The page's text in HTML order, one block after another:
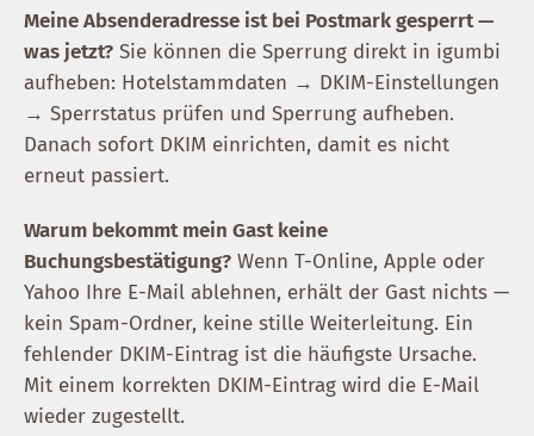
Meine Absenderadresse ist bei Postmark gesperrt —
was jetzt? Sie können die Sperrung direkt in igumbi
aufheben: Hotelstammdaten → DKIM-Einstellungen
→ Sperrstatus prüfen und Sperrung aufheben.
Danach sofort DKIM einrichten, damit es nicht
erneut passiert.
Warum bekommt mein Gast keine
Buchungsbestätigung? Wenn T-Online, Apple oder
Yahoo Ihre E-Mail ablehnen, erhält der Gast nichts —
kein Spam-Ordner, keine stille Weiterleitung. Ein
fehlender DKIM-Eintrag ist die häufigste Ursache.
Mit einem korrekten DKIM-Eintrag wird die E-Mail
wieder zugestellt.